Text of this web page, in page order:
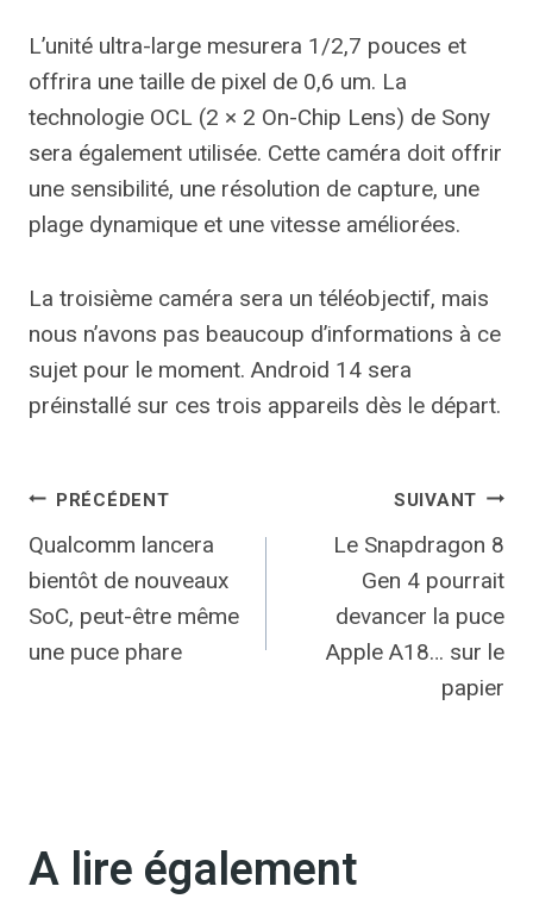
L’unité ultra-large mesurera 1/2,7 pouces et
offrira une taille de pixel de 0,6 um. La
technologie OCL (2 × 2 On-Chip Lens) de Sony
sera également utilisée. Cette caméra doit offrir
une sensibilité, une résolution de capture, une
plage dynamique et une vitesse améliorées.
La troisième caméra sera un téléobjectif, mais
nous n’avons pas beaucoup d’informations à ce
sujet pour le moment. Android 14 sera
préinstallé sur ces trois appareils dès le départ.
Navigation
de
l’article
PRÉCÉDENT
Qualcomm lancera
bientôt de nouveaux
SoC, peut-être même
une puce phare
SUIVANT
Le Snapdragon 8
Gen 4 pourrait
devancer la puce
Apple A18… sur le
papier
A lire également